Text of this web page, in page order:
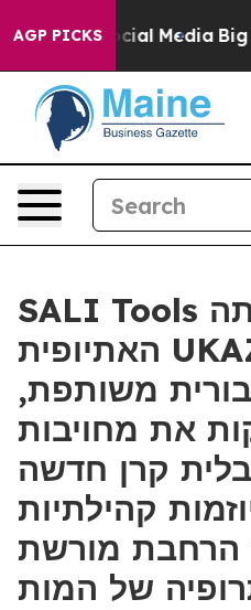
AGP PICKS
on Social Media Big
SALI Tools ושותפתה
האתיופית UKAZ מקימות קרן
משותפת,
את מחויבות
קרן חדשה
קהילתיות
הרחבת מורשת